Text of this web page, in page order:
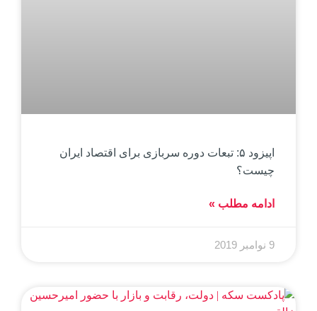
اپیزود ۵: تبعات دوره سربازی برای اقتصاد ایران
چیست؟
ادامه مطلب »
9 نوامبر 2019